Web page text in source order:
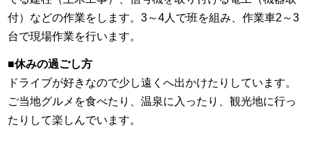
技能講習）地山の掘削等作業主任者
1人
ローラーの運転
1人
技能講習）アーク溶接
特別教育）フルハーネス型墜落制止用器具特別教
育
特別教育）ダイオキシン類ばく露防止対策
1人
特別教育）不整地運搬車の運転業務
1人
特別教育）石綿取扱作業教育
付）などの作業をします。3～4人で班を組み、作業車2～3
台で現場作業を行います。
■休みの過ごし方
ドライブが好きなので少し遠くへ出かけたりしています。
ご当地グルメを食べたり、温泉に入ったり、観光地に行っ
たりして楽しんでいます。